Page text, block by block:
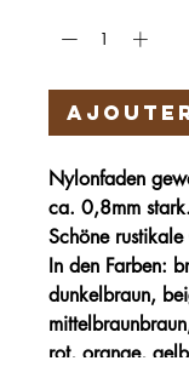
Ajouter
Nylonfaden
ca. 0,8mm stark.
Schöne
In den Farben:
dunkelbraun,
rot, orange,